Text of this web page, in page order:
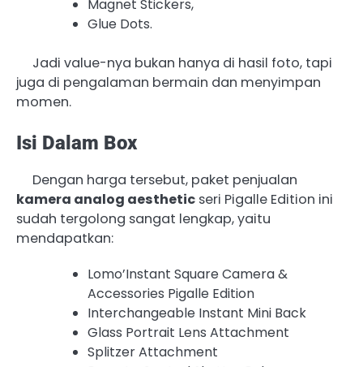
Magnet Stickers,
Glue Dots.
Jadi value-nya bukan hanya di hasil foto, tapi
juga di pengalaman bermain dan menyimpan
momen.
Isi Dalam Box
Dengan harga tersebut, paket penjualan
kamera analog aesthetic seri Pigalle Edition ini
sudah tergolong sangat lengkap, yaitu
mendapatkan:
Lomo’Instant Square Camera &
Accessories Pigalle Edition
Interchangeable Instant Mini Back
Glass Portrait Lens Attachment
Splitzer Attachment